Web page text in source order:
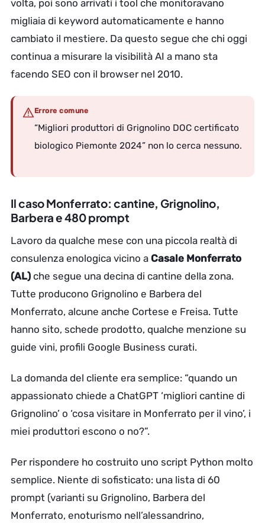
volta, poi sono arrivati i tool che monitoravano
migliaia di keyword automaticamente e hanno
cambiato il mestiere. Da questo segue che chi oggi
continua a misurare la visibilità AI a mano sta
facendo SEO con il browser nel 2010.
Errore comune
“Migliori produttori di Grignolino DOC certificato
biologico Piemonte 2024” non lo cerca nessuno.
Il caso Monferrato: cantine, Grignolino,
Barbera e 480 prompt
Lavoro da qualche mese con una piccola realtà di
consulenza enologica vicino a Casale Monferrato
(AL) che segue una decina di cantine della zona.
Tutte producono Grignolino e Barbera del
Monferrato, alcune anche Cortese e Freisa. Tutte
hanno sito, schede prodotto, qualche menzione su
guide vini, profili Google Business curati.
La domanda del cliente era semplice: “quando un
appassionato chiede a ChatGPT ‘migliori cantine di
Grignolino’ o ‘cosa visitare in Monferrato per il vino’, i
miei produttori escono o no?”.
Per rispondere ho costruito uno script Python molto
semplice. Niente di sofisticato: una lista di 60
prompt (varianti su Grignolino, Barbera del
Monferrato, enoturismo nell’alessandrino,